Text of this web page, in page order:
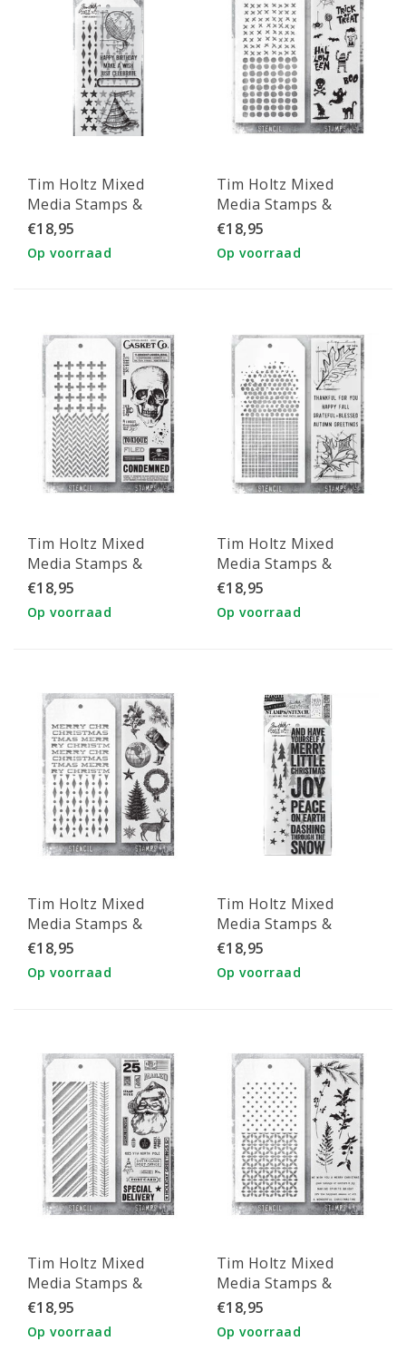
Tim Holtz Mixed
Media Stamps &
Stencil Set 43
Birthday, Diamond
Dot and Stars
€18,95
Op voorraad
Tim Holtz Mixed
Media Stamps &
Stencil Set 47
€18,95
Op voorraad
Tim Holtz Mixed
Media Stamps &
Stencil Set 48
€18,95
Op voorraad
Tim Holtz Mixed
Media Stamps &
Stencil Set 51
€18,95
Op voorraad
Tim Holtz Mixed
Media Stamps &
Stencil Set 52
€18,95
Op voorraad
Tim Holtz Mixed
Media Stamps &
Stencil Set 53
€18,95
Op voorraad
Tim Holtz Mixed
Media Stamps &
Stencil Set 54
€18,95
Op voorraad
Tim Holtz Mixed
Media Stamps &
Stencil Set 55
€18,95
Op voorraad